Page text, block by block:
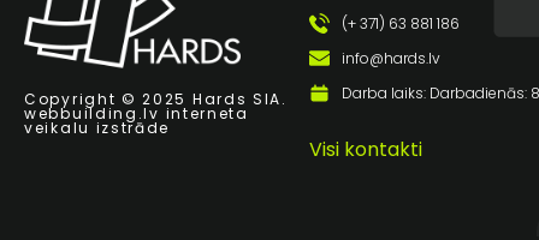
Copyright © 2025 Hards SIA.
webbuilding.lv interneta
veikalu izstrāde
(+ 371) 63 881 186
info@hards.lv
Darba laiks: Darbadienās:
Visi kontakti